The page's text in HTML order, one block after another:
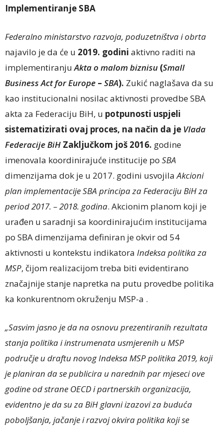
Implementiranje SBA
Federalno ministarstvo razvoja, poduzetništva i obrta
najavilo je da će u 2019. godini aktivno raditi na
implementiranju Akta o malom biznisu (Small
Business Act for Europe – SBA). Zukić naglašava da su
kao institucionalni nosilac aktivnosti provedbe SBA
akta za Federaciju BiH, u potpunosti uspjeli
sistematizirati ovaj proces, na način da je Vlada
Federacije BiH Zaključkom još 2016. godine
imenovala koordinirajuće institucije po SBA
dimenzijama dok je u 2017. godini usvojilaAkcioni
plan implementacije SBA principa za Federaciju BiH za
period 2017. – 2018. godina. Akcionim planom koji je
urađen u saradnji sa koordinirajućim institucijama
po SBA dimenzijama definiran je okvir od 54
aktivnosti u kontekstu indikatora Indeksa politika za
MSP, čijom realizacijom treba biti evidentirano
značajnije stanje napretka na putu provedbe politika
ka konkurentnom okruženju MSP-a .
„Sasvim jasno je da na osnovu prezentiranih rezultata
stanja politika i instrumenata usmjerenih u MSP
područje u draftu novog Indeksa MSP politika 2019, koji
je planiran da se publicira u narednih par mjeseci ove
godine od strane OECD i partnerskih organizacija,
evidentno je da su za BiH glavni izazovi za buduća
poboljšanja, jačanje i razvoj okvira politika koji se